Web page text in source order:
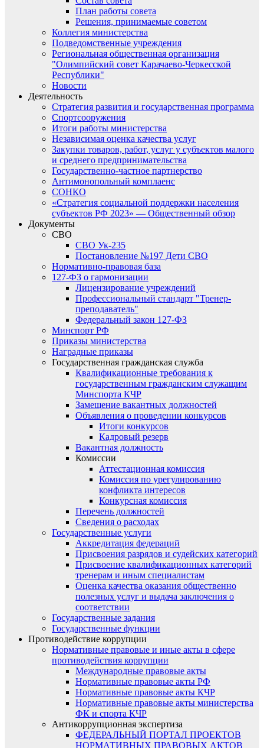
План работы совета
Решения, принимаемые советом
Коллегия министерства
Подведомственные учреждения
Региональная общественная организация
"Олимпийский совет Карачаево-Черкесской
Республики"
Новости
Деятельность
Стратегия развития и государственная программа
Спортсооружения
Итоги работы министерства
Независимая оценка качества услуг
Закупки товаров, работ, услуг у субъектов малого
и среднего предпринимательства
Государственно-частное партнерство
Антимонопольный комплаенс
СОНКО
«Стратегия социальной поддержки населения
субъектов РФ 2023» — Общественный обзор
Документы
СВО
СВО Ук-235
Постановление №197 Дети СВО
Нормативно-правовая база
127-ФЗ о гармонизации
Лицензирование учреждений
Профессиональный стандарт "Тренер-
преподаватель"
Федеральный закон 127-ФЗ
Минспорт РФ
Приказы министерства
Наградные приказы
Государственная гражданская служба
Квалификационные требования к
государственным гражданским служащим
Минспорта КЧР
Замещение вакантных должностей
Объявления о проведении конкурсов
Итоги конкурсов
Кадровый резерв
Вакантная должность
Комиссии
Аттестационная комиссия
Комиссия по урегулированию
конфликта интересов
Конкурсная комиссия
Перечень должностей
Сведения о расходах
Государственные услуги
Аккредитация федераций
Присвоения разрядов и судейских категорий
Присвоение квалификационных категорий
тренерам и иным специалистам
Оценка качества оказания общественно
полезных услуг и выдача заключения о
соответствии
Государственные задания
Государственные функции
Противодействие коррупции
Нормативные правовые и иные акты в сфере
противодействия коррупции
Международные правовые акты
Нормативные правовые акты РФ
Нормативные правовые акты КЧР
Нормативные правовые акты министерства
ФК и спорта КЧР
Антикоррупционная экспертиза
ФЕДЕРАЛЬНЫЙ ПОРТАЛ ПРОЕКТОВ
НОРМАТИВНЫХ ПРАВОВЫХ АКТОВ